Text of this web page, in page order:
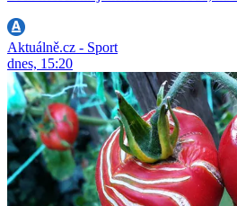
Aktuálně.cz - Sport
dnes, 15:20